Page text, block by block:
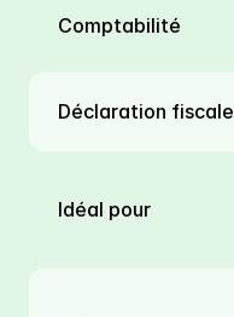
Comptabilité
Déclaration fiscale
Idéal pour